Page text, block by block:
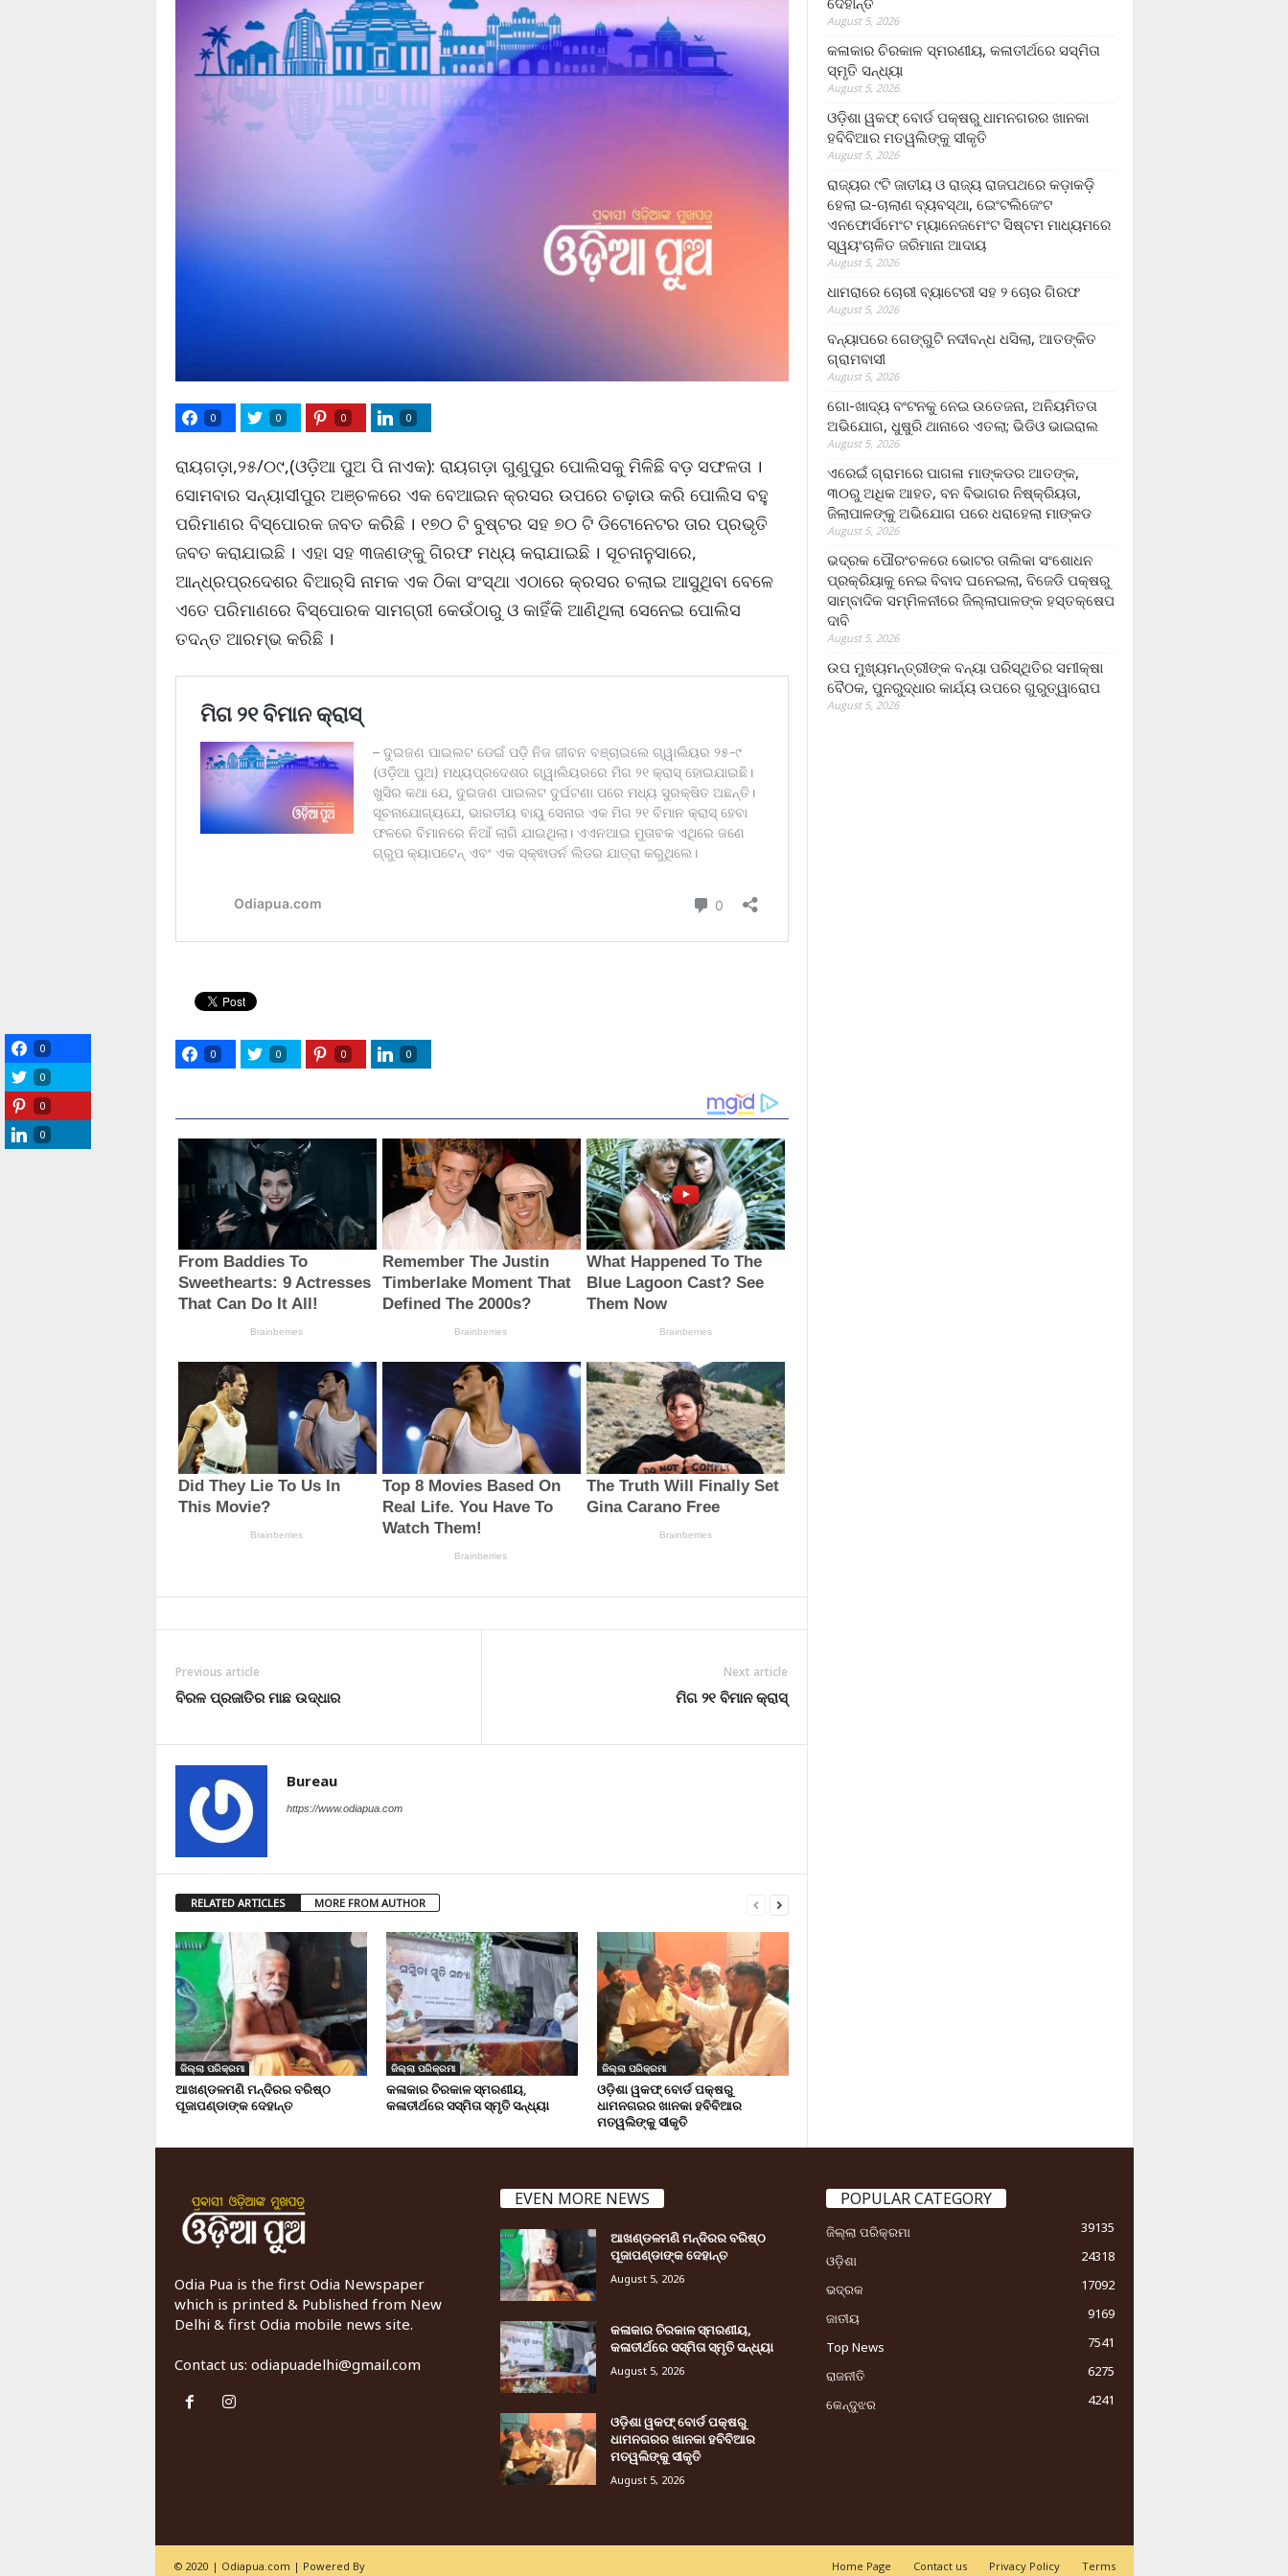
0 0 0 0
ରାୟଗଡ଼ା,୨୫/୦୯,(ଓଡ଼ିଆ ପୁଅ ପି ନାଏକ): ରାୟଗଡ଼ା ଗୁଣୁପୁର ପୋଲିସକୁ ମିଳିଛି ବଡ଼ ସଫଳତା ।
ସୋମବାର ସନ୍ୟାସୀପୁର ଅଞ୍ଚଳରେ ଏକ ବେଆଇନ କ୍ରସର ଉପରେ ଚଢ଼ାଉ କରି ପୋଲିସ ବହୁ
ପରିମାଣର ବିସ୍ପୋରକ ଜବତ କରିଛି । ୧୭୦ ଟି ବୁଷ୍ଟର ସହ ୭୦ ଟି ଡିଟୋନେଟର ତାର ପ୍ରଭୃତି
ଜବତ କରାଯାଇଛି । ଏହା ସହ ୩ଜଣଙ୍କୁ ଗିରଫ ମଧ୍ୟ କରାଯାଇଛି । ସୂଚନାନୁସାରେ,
ଆନ୍ଧ୍ରପ୍ରଦେଶର ବିଆର୍‌ସି ନାମକ ଏକ ଠିକା ସଂସ୍ଥା ଏଠାରେ କ୍ରସର ଚଲାଇ ଆସୁଥିବା ବେଳେ
ଏତେ ପରିମାଣରେ ବିସ୍ପୋରକ ସାମଗ୍ରୀ କେଉଁଠାରୁ ଓ କାହିଁକି ଆଣିଥିଲା ସେନେଇ ପୋଲିସ
ତଦନ୍ତ ଆରମ୍ଭ କରିଛି ।
0 0 0 0
Previous article
ବିରଳ ପ୍ରଜାତିର ମାଛ ଉଦ୍ଧାର
Next article
ମିଗ ୨୧ ବିମାନ କ୍ରାସ୍
Bureau
https://www.odiapua.com
RELATED ARTICLES MORE FROM AUTHOR
ଜିଲ୍ଲା ପରିକ୍ରମା
ଆଖଣ୍ଡଳମଣି ମନ୍ଦିରର ବରିଷ୍ଠ
ପୂଜାପଣ୍ଡାଙ୍କ ଦେହାନ୍ତ
ଜିଲ୍ଲା ପରିକ୍ରମା
କଳାକାର ଚିରକାଳ ସ୍ମରଣୀୟ,
କଳାତୀର୍ଥରେ ସସ୍ମିତା ସ୍ମୃତି ସନ୍ଧ୍ୟା
ଜିଲ୍ଲା ପରିକ୍ରମା
ଓଡ଼ିଶା ୱକଫ୍ ବୋର୍ଡ ପକ୍ଷରୁ
ଧାମନଗରର ଖାନକା ହବିବିଆର
ମତୱଲିଙ୍କୁ ସୀକୃତି
August 5, 2026
କଳାକାର ଚିରକାଳ ସ୍ମରଣୀୟ, କଳାତୀର୍ଥରେ ସସ୍ମିତା
ସ୍ମୃତି ସନ୍ଧ୍ୟା
August 5, 2026
ଓଡ଼ିଶା ୱକଫ୍ ବୋର୍ଡ ପକ୍ଷରୁ ଧାମନଗରର ଖାନକା
ହବିବିଆର ମତୱଲିଙ୍କୁ ସୀକୃତି
August 5, 2026
ରାଜ୍ୟର ୯ଟି ଜାତୀୟ ଓ ରାଜ୍ୟ ରାଜପଥରେ କଡ଼ାକଡ଼ି
ହେଲା ଇ-ଚାଲାଣ ବ୍ୟବସ୍ଥା, ଇେଂଟଲିଜେଂଟ
ଏନଫୋର୍ସମେଂଟ ମ୍ୟାନେଜମେଂଟ ସିଷ୍ଟମ ମାଧ୍ୟମରେ
ସ୍ୱୟଂଚାଳିତ ଜରିମାନା ଆଦାୟ
August 5, 2026
ଧାମରାରେ ଚୋରୀ ବ୍ୟାଟେରୀ ସହ ୨ ଚୋର ଗିରଫ
August 5, 2026
ବନ୍ୟାପରେ ଗେଙ୍ଗୁଟି ନଦୀବନ୍ଧ ଧସିଲା, ଆତଙ୍କିତ
ଗ୍ରାମବାସୀ
August 5, 2026
ଗୋ-ଖାଦ୍ୟ ବଂଟନକୁ ନେଇ ଉତେଜନା, ଅନିୟମିତତା
ଅଭିଯୋଗ, ଧୁଷୁରି ଥାନାରେ ଏତଲା; ଭିଡିଓ ଭାଇରାଲ
August 5, 2026
ଏରେଇଁ ଗ୍ରାମରେ ପାଗଳା ମାଙ୍କଡର ଆତଙ୍କ,
୩୦ରୁ ଅଧିକ ଆହତ, ବନ ବିଭାଗର ନିଷ୍କ୍ରିୟତା,
ଜିଲାପାଳଙ୍କୁ ଅଭିଯୋଗ ପରେ ଧରାହେଲା ମାଙ୍କଡ
August 5, 2026
ଭଦ୍ରକ ପୌରଂଚଳରେ ଭୋଟର ତାଲିକା ସଂଶୋଧନ
ପ୍ରକ୍ରିୟାକୁ ନେଇ ବିବାଦ ଘନେଇଲା, ବିଜେଡି ପକ୍ଷରୁ
ସାମ୍ବାଦିକ ସମ୍ମିଳନୀରେ ଜିଲ୍ଲାପାଳଙ୍କ ହସ୍ତକ୍ଷେପ
ଦାବି
August 5, 2026
ଉପ ମୁଖ୍ୟମନ୍ତ୍ରୀଙ୍କ ବନ୍ୟା ପରିସ୍ଥିତିର ସମୀକ୍ଷା
ବୈଠକ, ପୁନରୁଦ୍ଧାର କାର୍ଯ୍ୟ ଉପରେ ଗୁରୁତ୍ୱାରୋପ
August 5, 2026
Odia Pua is the first Odia Newspaper
which is printed & Published from New
Delhi & first Odia mobile news site.
Contact us: odiapuadelhi@gmail.com
EVEN MORE NEWS
ଆଖଣ୍ଡଳମଣି ମନ୍ଦିରର ବରିଷ୍ଠ
ପୂଜାପଣ୍ଡାଙ୍କ ଦେହାନ୍ତ
August 5, 2026
କଳାକାର ଚିରକାଳ ସ୍ମରଣୀୟ,
କଳାତୀର୍ଥରେ ସସ୍ମିତା ସ୍ମୃତି ସନ୍ଧ୍ୟା
August 5, 2026
ଓଡ଼ିଶା ୱକଫ୍ ବୋର୍ଡ ପକ୍ଷରୁ
ଧାମନଗରର ଖାନକା ହବିବିଆର
ମତୱଲିଙ୍କୁ ସୀକୃତି
August 5, 2026
POPULAR CATEGORY
ଜିଲ୍ଲା ପରିକ୍ରମା
39135
ଓଡ଼ିଶା
24318
ଭଦ୍ରକ
17092
ଜାତୀୟ
9169
Top News
7541
ରାଜନୀତି
6275
କେନ୍ଦୁଝର
4241
Home Page Contact us Privacy Policy Terms
© 2020 | Odiapua.com | Powered By
0
0
0
0